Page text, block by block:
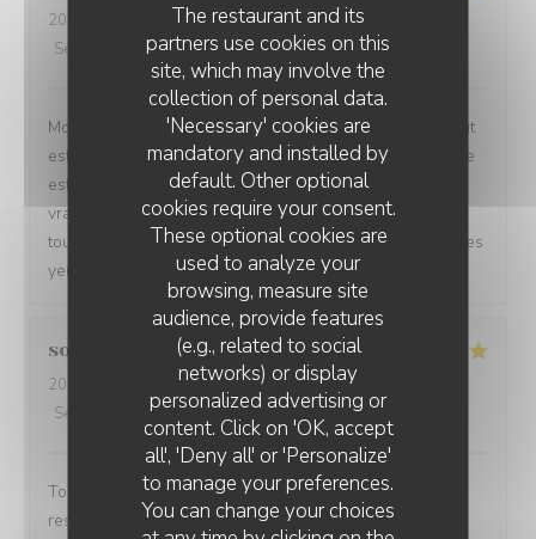
The restaurant and its
partners use cookies on this
site, which may involve the
collection of personal data.
'Necessary' cookies are
mandatory and installed by
default. Other optional
cookies require your consent.
These optional cookies are
used to analyze your
browsing, measure site
audience, provide features
(e.g., related to social
networks) or display
personalized advertising or
content. Click on 'OK, accept
all', 'Deny all' or 'Personalize'
to manage your preferences.
You can change your choices
2026-07-24
- 19:30 - Guests 3
Service
Ambiance: 5/5 Food:5/5 Value: 5
Mon restaurant préféré! De l’accueil jusqu’aux plats, tout
est toujours parfait. Le service est irréprochable, l’équipe
est accueillante et professionnelle, et le parking est un
vrai plus. Merci de nous offrir une telle qualité, c’est
toujours un plaisir de venir chez vous. Je recommande les
yeux fermés !
sonia
2026-07-22
- 13:00 - Guests 2
Service
Ambiance: 5/5 Food : 5 /5 Value:
Tout était très bon et original. Je recommande ce
restaurant.
RESTAURANT LE BEC FIN